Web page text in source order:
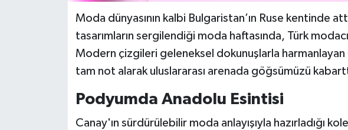
Moda dünyasının kalbi Bulgaristan’ın Ruse kentinde
tasarımların sergilendiği moda haftasında, Türk
Modern çizgileri geleneksel dokunuşlarla
tam not alarak uluslararası arenada göğsümüzü
Podyumda Anadolu Esintisi
Canay'ın sürdürülebilir moda anlayışıyla hazırladığı